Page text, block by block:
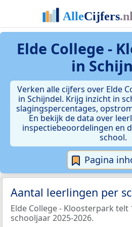
Elde College -
in
Verken alle cijfers over Elde
in Schijndel. Krijg inzicht in
slagingspercentages,
En bekijk de data over
inspectiebeoordelingen en
school.
Pagina
Aantal leerlingen per
Elde College - Kloosterpark telt
schooljaar 2025-2026.